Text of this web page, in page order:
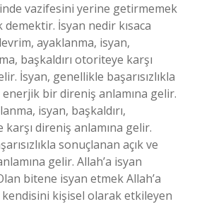
vazifesini yerine getirmemek
İsyan nedir kısaca
ayaklanma, isyan,
başkaldırı otoriteye karşı
İsyan, genellikle başarısızlıkla
enerjik bir direniş anlamına gelir.
isyan, başkaldırı,
karşı direniş anlamına gelir.
sonuçlanan açık ve
gelir. Allah’a isyan
bitene isyan etmek Allah’a
kişisel olarak etkileyen